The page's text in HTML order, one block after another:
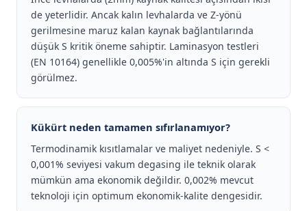
de yeterlidir. Ancak kalın levhalarda ve Z-yönü
gerilmesine maruz kalan kaynak bağlantılarında
düşük S kritik öneme sahiptir. Laminasyon testleri
(EN 10164) genellikle 0,005%'in altında S için gerekli
görülmez.
Kükürt neden tamamen sıfırlanamıyor?
Termodinamik kısıtlamalar ve maliyet nedeniyle. S <
0,001% seviyesi vakum degasing ile teknik olarak
mümkün ama ekonomik değildir. 0,002% mevcut
teknoloji için optimum ekonomik-kalite dengesidir.